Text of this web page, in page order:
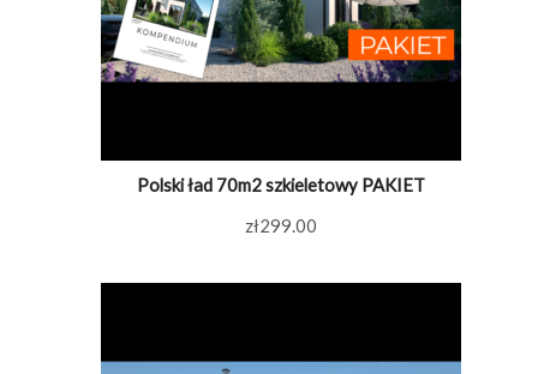
Polski ład 70m2 szkieletowy PAKIET
zł299.00